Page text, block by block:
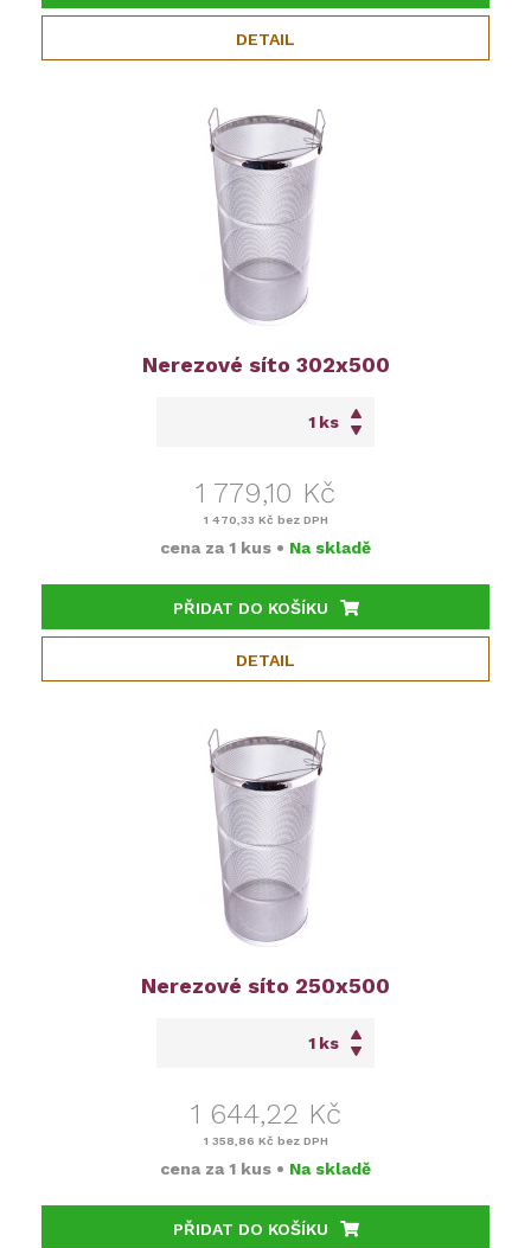
DETAIL
Nerezové síto 302x500
ks
1 779,10 Kč
1 470,33 Kč bez DPH
cena za 1 kus • Na skladě
PŘIDAT DO KOŠÍKU
DETAIL
Nerezové síto 250x500
ks
1 644,22 Kč
1 358,86 Kč bez DPH
cena za 1 kus • Na skladě
PŘIDAT DO KOŠÍKU